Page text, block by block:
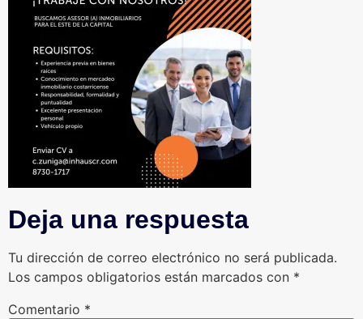
Deja una respuesta
Tu dirección de correo electrónico no será publicada.
Los campos obligatorios están marcados con *
Comentario *